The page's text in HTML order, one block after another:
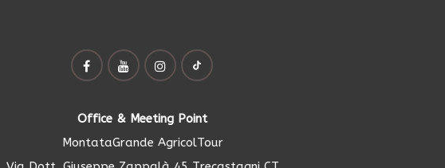
Office & Meeting Point
MontataGrande AgricolTour